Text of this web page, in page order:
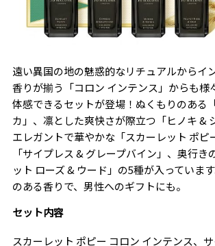
遠い異国の地の魅惑的なリチュアルからイ
香りが揃う「コロン インテンス」からも様
体感できるセットが登場！ぬくもりのある
カ」、凛とした爽快さが際立つ「ヒノキ &
エレガントで華やかな「スカーレット ポピ
「サイプレス & グレープバイン」、奥行き
ット ローズ & ウード」の5種が入っていま
のある香りで、男性へのギフトにも。
セット内容
スカーレット ポピー コロン インテンス、